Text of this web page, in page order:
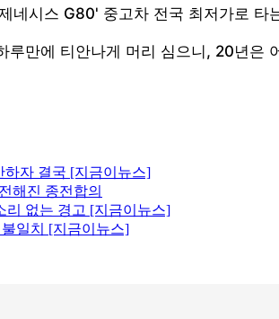
하자 결국 [지금이뉴스]
해진 종전합의
리 없는 경고 [지금이뉴스]
일치 [지금이뉴스]